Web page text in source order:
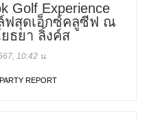
Golf Experience
ฟสุดเอ็กซ์คลูซีฟ ณ
ธยา ลิ้งค์ส
10:42 น.
REPORT